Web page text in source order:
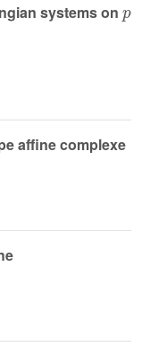
systems on
affine complexe